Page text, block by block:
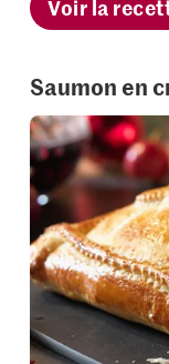
Voir la
Saumon en